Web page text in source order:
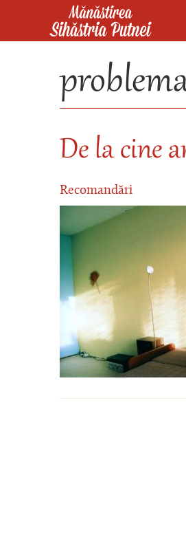
Mergi la conţinutul principal
De la cine
Recomandări